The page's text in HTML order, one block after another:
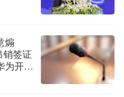
煽
销签证
为开展